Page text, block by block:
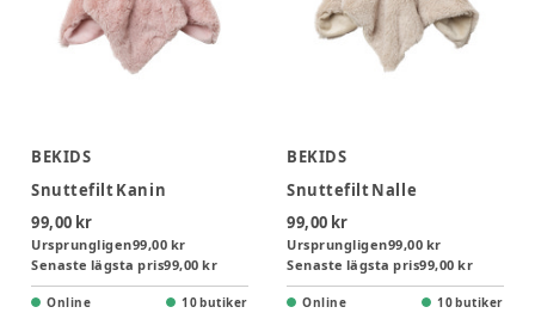
BEKIDS
Snuttefilt Kanin
99,00 kr
Ursprungligen99,00 kr
Senaste lägsta pris99,00 kr
Online 10 butiker
BEKIDS
Snuttefilt Nalle
99,00 kr
Ursprungligen99,00 kr
Senaste lägsta pris99,00 kr
Online 10 butiker